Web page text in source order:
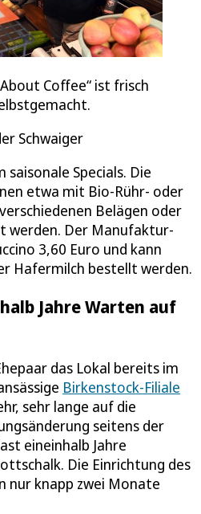
Coffee“ ist frisch
Schwaiger
Specials. Die
etwa mit Bio-Rühr- oder
Belägen oder
werden. Der Manufaktur-
3,60 Euro und kann
Hafermilch bestellt werden.
Jahre Warten auf
das Lokal bereits im
Birkenstock-Filiale
sehr lange auf die
seitens der
eineinhalb Jahre
Die Einrichtung des
nur knapp zwei Monate